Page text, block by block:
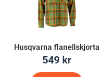
Husqvarna flanellskjorta
549 kr